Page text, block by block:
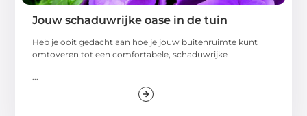
Jouw schaduwrijke oase in de tuin
Heb je ooit gedacht aan hoe je jouw buitenruimte kunt
omtoveren tot een comfortabele, schaduwrijke